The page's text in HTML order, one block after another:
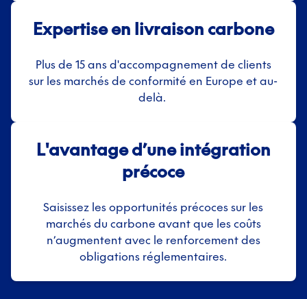
Expertise en livraison carbone
Plus de 15 ans d'accompagnement de clients
sur les marchés de conformité en Europe et au-
delà.
L'avantage d’une intégration
précoce
Saisissez les opportunités précoces sur les
marchés du carbone avant que les coûts
n’augmentent avec le renforcement des
obligations réglementaires.